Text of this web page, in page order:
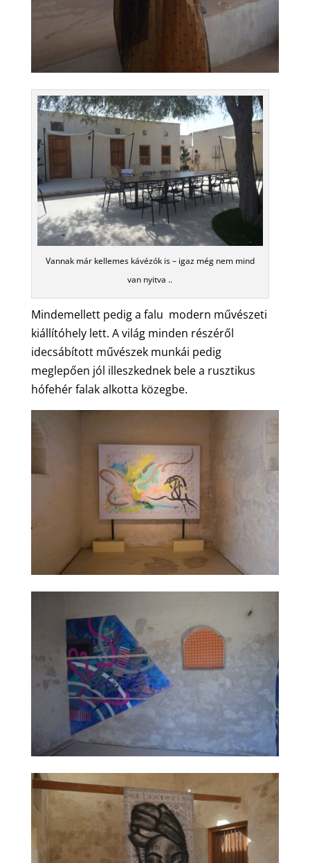
Vannak már kellemes kávézók is – igaz még nem mind
van nyitva ..
Mindemellett pedig a falu modern művészeti
kiállítóhely lett. A világ minden részéről
idecsábított művészek munkái pedig
meglepően jól illeszkednek bele a rusztikus
hófehér falak alkotta közegbe.